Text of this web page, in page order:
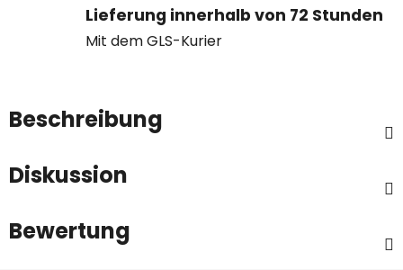
Lieferung innerhalb von 72 Stunden
Mit dem GLS-Kurier
Beschreibung
Diskussion
Bewertung